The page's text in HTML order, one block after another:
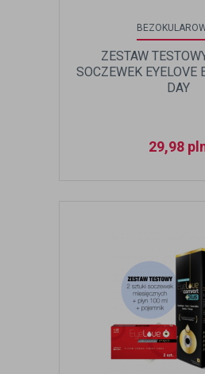
ZESTAW
SOCZEWEK EYELOVE
DAY
29,98